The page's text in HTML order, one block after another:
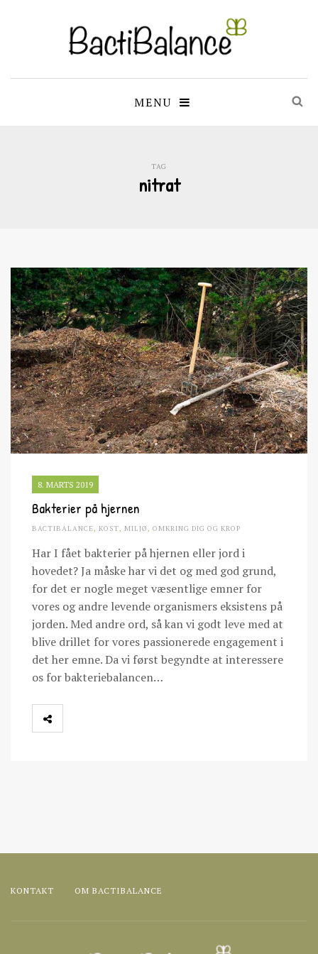
MENU
TAG
nitrat
8. MARTS 2019
Bakterier på hjernen
BACTIBALANCE, KOST, MILJØ, OMKRING DIG OG KROP
Har I fået bakterier på hjernen eller jord i
hovedet? Ja måske har vi det og med god grund,
for det er nogle meget væsentlige emner for
vores og andre levende organismers eksistens på
jorden. Med andre ord, så kan vi godt leve med at
blive drillet for vores passionerede engagement i
det her emne. Da vi først begyndte at interessere
os for bakteriebalancen…
KONTAKT OM BACTIBALANCE